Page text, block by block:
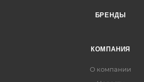
БРЕНДЫ
КОМПАНИЯ
О компании